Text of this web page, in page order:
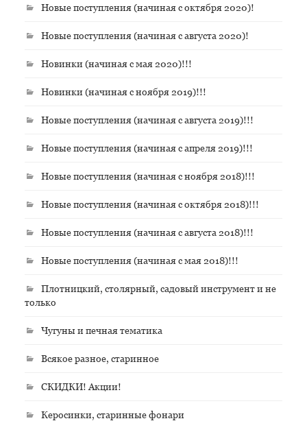
Новые поступления (начиная с октября 2020)!
Новые поступления (начиная с августа 2020)!
Новинки (начиная с мая 2020)!!!
Новинки (начиная с ноября 2019)!!!
Новые поступления (начиная с августа 2019)!!!
Новые поступления (начиная с апреля 2019)!!!
Новые поступления (начиная с ноября 2018)!!!
Новые поступления (начиная с октября 2018)!!!
Новые поступления (начиная с августа 2018)!!!
Новые поступления (начиная с мая 2018)!!!
Плотницкий, столярный, садовый инструмент и не
только
Чугуны и печная тематика
Всякое разное, старинное
СКИДКИ! Акции!
Керосинки, старинные фонари